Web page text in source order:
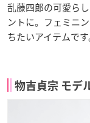
乱藤四郎の可愛ら
ントに。フェミニ
ちたいアイテムです
物吉貞宗 モデ